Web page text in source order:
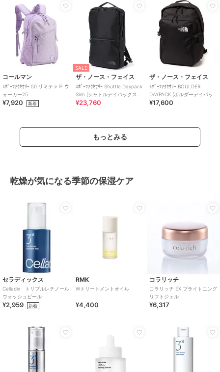
コールマン
ｽﾎﾟｰﾂｱｸｾｻﾘｰ 50 リミテッド ウ
ォーカー25
¥7,920 新着
SALE
ザ・ノース・フェイス
ｽﾎﾟｰﾂｱｸｾｻﾘｰ Shuttle Daypack
Slim (シャトルデイパックスリ
ム)
¥23,760
ザ・ノース・フェイス
ｽﾎﾟｰﾂｱｸｾｻﾘｰ BOULDER
DAYPACK (ボルダーデイパッ
ク)
¥17,600
もっとみる
乾燥が気になる季節の保湿ケア
セラディックス
Celladix トリプルレチノール
ウォッシュピール
¥2,959 新着
RMK
Wトリートメントオイル
¥4,400
コラリッチ
コラリッチ EX ブライトニング
リフトジェル
¥6,317